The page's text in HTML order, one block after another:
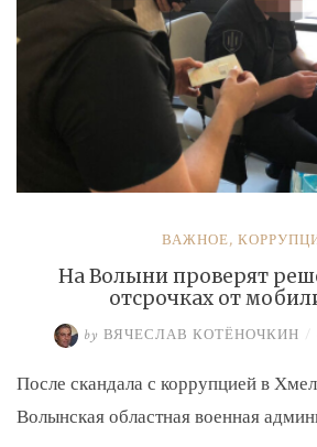
ВАЖНОЕ,
На Волыни проверят
отсрочках от
by ВЯЧЕСЛАВ КОТЁНОЧКИН /
После скандала с коррупцией в
Волынская областная военная